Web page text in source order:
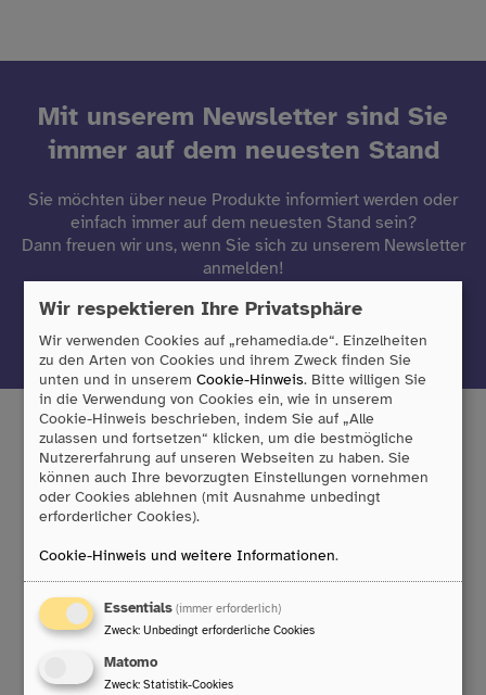
Mit unserem Newsletter sind Sie
immer auf dem neuesten Stand
Sie möchten über neue Produkte informiert werden oder
einfach immer auf dem neuesten Stand sein?
Dann freuen wir uns, wenn Sie sich zu unserem Newsletter
anmelden!
Tobii Dynavox GmbH
Friedrich-Ebert-Straße 134
47229 Duisburg
T:0203/396 583 0
Technischer Support
Wir respektieren Ihre Privatsphäre
Wir verwenden Cookies auf „rehamedia.de“. Einzelheiten
zu den Arten von Cookies und ihrem Zweck finden Sie
unten und in unseremCookie-Hinweis. Bitte willigen Sie
in die Verwendung von Cookies ein, wie in unserem
Cookie-Hinweis beschrieben, indem Sie auf „Alle
zulassen und fortsetzen“ klicken, um die bestmögliche
Nutzererfahrung auf unseren Webseiten zu haben. Sie
können auch Ihre bevorzugten Einstellungen vornehmen
oder Cookies ablehnen (mit Ausnahme unbedingt
erforderlicher Cookies).
Cookie-Hinweis und weitere Informationen.
Essentials (immer erforderlich)
Zweck: Unbedingt erforderliche Cookies
Matomo
Zweck: Statistik-Cookies